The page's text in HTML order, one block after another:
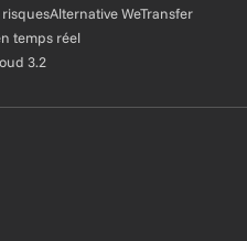
Alternative WeTransfer
temps réel
3.2